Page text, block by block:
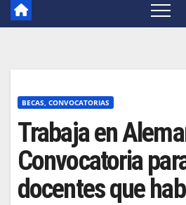
BECAS, CONVOCATORIAS
Trabaja en
Convocatoria
docentes que